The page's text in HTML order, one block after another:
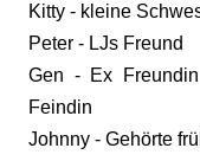
Kitty - kleine
Peter - LJs Freund
Gen - Ex
Feindin
Johnny - Gehörte